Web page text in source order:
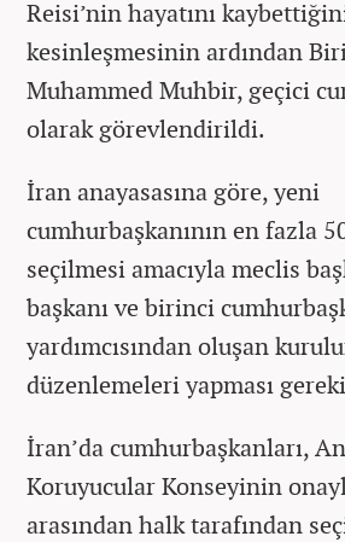
Reisi’nin hayatını
kesinleşmesinin ardından
Muhammed Muhbir, geçici
olarak görevlendirildi.
İran anayasasına göre, yeni
cumhurbaşkanının en fazla
seçilmesi amacıyla meclis
başkanı ve birinci
yardımcısından oluşan
düzenlemeleri yapması
İran’da cumhurbaşkanları,
Koruyucular Konseyinin
arasından halk tarafından